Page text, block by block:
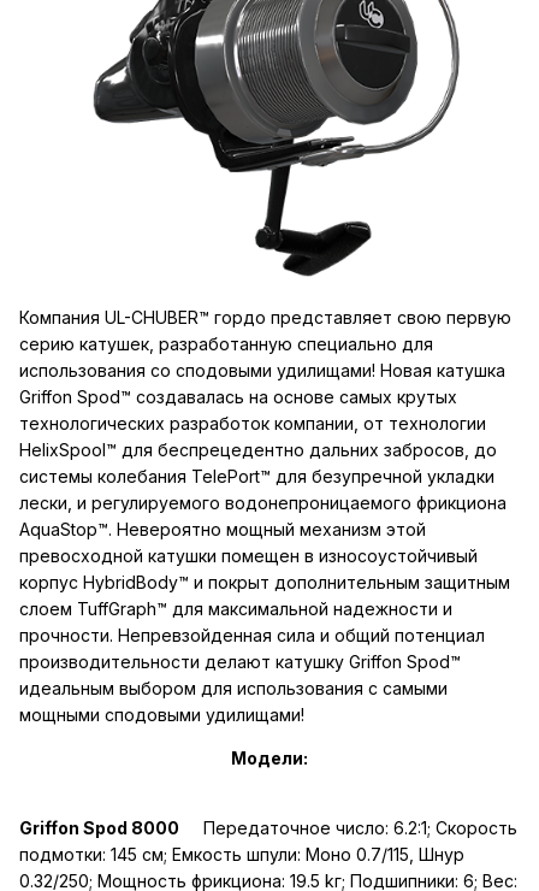
Компания UL-CHUBER™ гордо представляет свою первую
серию катушек, разработанную специально для
использования со сподовыми удилищами! Новая катушка
Griffon Spod™ создавалась на основе самых крутых
технологических разработок компании, от технологии
HelixSpool™ для беспрецедентно дальних забросов, до
системы колебания TelePort™ для безупречной укладки
лески, и регулируемого водонепроницаемого фрикциона
AquaStop™. Невероятно мощный механизм этой
превосходной катушки помещен в износоустойчивый
корпус HybridBody™ и покрыт дополнительным защитным
слоем TuffGraph™ для максимальной надежности и
прочности. Непревзойденная сила и общий потенциал
производительности делают катушку Griffon Spod™
идеальным выбором для использования с самыми
мощными сподовыми удилищами!
Модели:
Griffon Spod 8000 Передаточное число: 6.2:1; Скорость
подмотки: 145 см; Емкость шпули: Моно 0.7/115, Шнур
0.32/250; Мощность фрикциона: 19.5 kг; Подшипники: 6; Вес: